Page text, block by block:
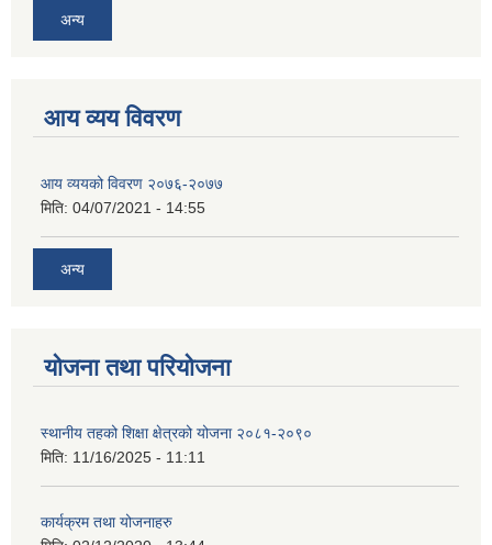
अन्य
आय व्यय विवरण
आय व्ययको विवरण २०७६-२०७७
मिति: 04/07/2021 - 14:55
अन्य
योजना तथा परियोजना
स्थानीय तहको शिक्षा क्षेत्रको योजना २०८१-२०९०
मिति: 11/16/2025 - 11:11
कार्यक्रम तथा योजनाहरु